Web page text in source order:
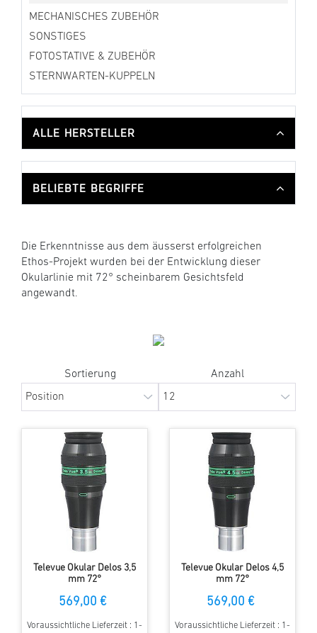
MECHANISCHES ZUBEHÖR
SONSTIGES
FOTOSTATIVE & ZUBEHÖR
STERNWARTEN-KUPPELN
ALLE HERSTELLER
BELIEBTE BEGRIFFE
Die Erkenntnisse aus dem äusserst erfolgreichen
Ethos-Projekt wurden bei der Entwicklung dieser
Okularlinie mit 72° scheinbarem Gesichtsfeld
angewandt.
Sortierung Anzahl
Televue Okular Delos 3,5
mm 72°
569,00 €
Voraussichtliche Lieferzeit : 1-
Televue Okular Delos 4,5
mm 72°
569,00 €
Voraussichtliche Lieferzeit : 1-